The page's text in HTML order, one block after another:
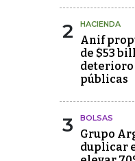
2 HACIENDA
Anif
de $53
deterioro
públicas
3 BOLSAS
Grupo
duplicar